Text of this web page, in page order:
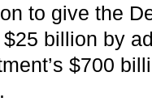
to give the
billion by
$700